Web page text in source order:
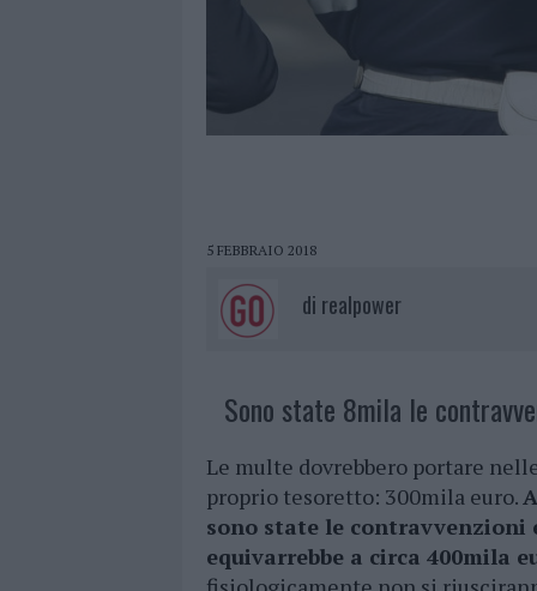
5 FEBBRAIO 2018
di realpower
Sono state 8mila le
Le multe dovrebbero portare
proprio tesoretto: 300mila euro.
sono state le contravvenzioni
equivarrebbe a circa 400mila